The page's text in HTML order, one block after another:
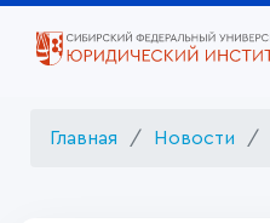
Главная Новости